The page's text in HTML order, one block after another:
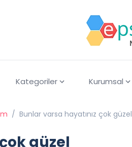
Kategoriler Kurumsal
/ Bunlar varsa hayatınız çok güzel
güzel